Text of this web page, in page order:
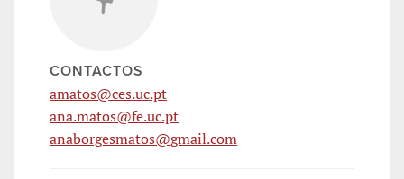
CONTACTOS
amatos@ces.uc.pt
ana.matos@fe.uc.pt
anaborgesmatos@gmail.com